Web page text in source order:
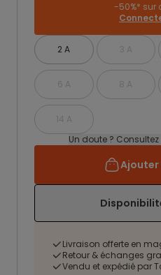
-50%* sur
2 A 3 A
6 A 8 A
14 A
Un doute ? Consultez
Ajouter
Livraison offerte en
Retour & échanges
Vendu et expédié par